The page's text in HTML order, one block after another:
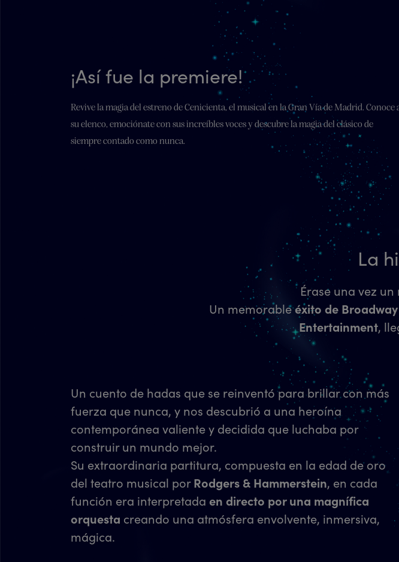
¡Así fue la premiere!
Revive la magia del estreno de Cenicienta, el musical en la Gran Vía de Madrid. Conoce
su elenco, emociónate con sus increíbles voces y descubre la magia del clásico de
siempre contado como nunca.
La
Érase una vez
Un memorableéxito de Broadway
Entertainment,
Un cuento de hadas que se reinventó para brillar con más
fuerza que nunca, y nos descubrió a una heroína
contemporánea valiente y decidida que luchaba por
construir un mundo mejor.
Su extraordinaria partitura, compuesta en la edad de oro
del teatro musical porRodgers & Hammerstein, en cada
función era interpretada en directo por una magnífica
orquesta creando una atmósfera envolvente, inmersiva,
mágica.